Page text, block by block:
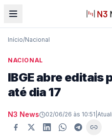
Início/Nacional
NACIONAL
IBGE abre editais
até dia 17
N3 News 02/06/26 às 10:51